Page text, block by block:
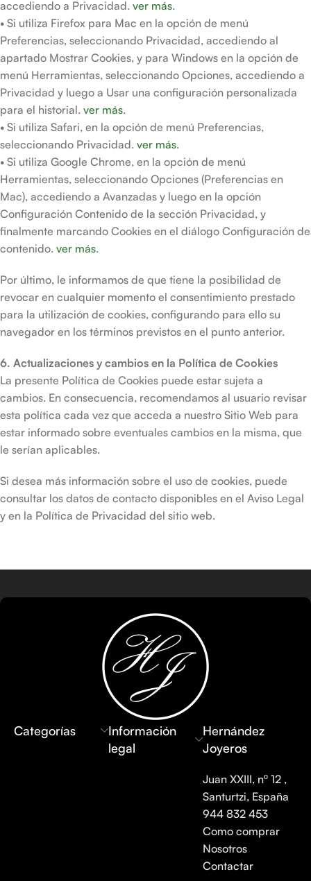
accediendo a Privacidad. ver más.
• Si utiliza Firefox para Mac en la opción de menú
Preferencias, seleccionando Privacidad, accediendo al
apartado Mostrar Cookies, y para Windows en la opción de
menú Herramientas, seleccionando Opciones, accediendo a
Privacidad y luego a Usar una configuración personalizada
para el historial. ver más.
• Si utiliza Safari, en la opción de menú Preferencias,
seleccionando Privacidad. ver más.
• Si utiliza Google Chrome, en la opción de menú
Herramientas, seleccionando Opciones (Preferencias en
Mac), accediendo a Avanzadas y luego en la opción
Configuración Contenido de la sección Privacidad, y
finalmente marcando Cookies en el diálogo Configuración de
contenido. ver más.
Por último, le informamos de que tiene la posibilidad de
revocar en cualquier momento el consentimiento prestado
para la utilización de cookies, configurando para ello su
navegador en los términos previstos en el punto anterior.
6. Actualizaciones y cambios en la Política de Cookies
La presente Política de Cookies puede estar sujeta a
cambios. En consecuencia, recomendamos al usuario revisar
esta política cada vez que acceda a nuestro Sitio Web para
estar informado sobre eventuales cambios en la misma, que
le serían aplicables.
Si desea más información sobre el uso de cookies, puede
consultar los datos de contacto disponibles en el Aviso Legal
y en la Política de Privacidad del sitio web.
Categorías
Información
legal
Hernández
Joyeros
Juan XXIII, nº 12 ,
Santurtzi, España
944 832 453
Como comprar
Nosotros
Contactar